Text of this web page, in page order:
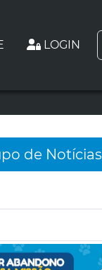
LOGIN
de Notícias